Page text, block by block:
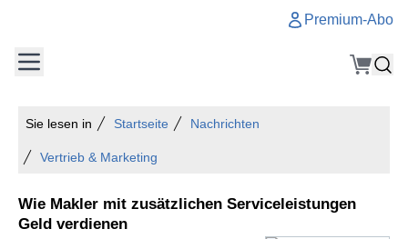
Premium-Abo
Sie lesen in Startseite Nachrichten
Vertrieb & Marketing
Wie Makler mit zusätzlichen Serviceleistungen
Geld verdienen